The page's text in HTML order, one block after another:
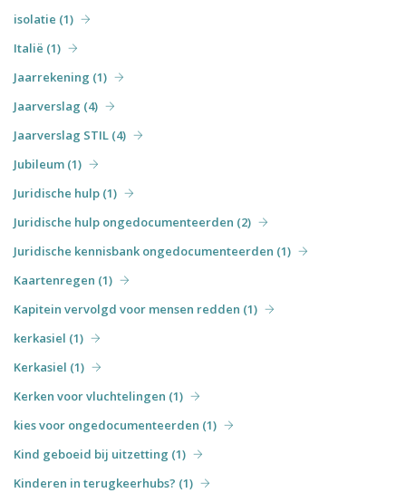
isolatie (1)
Italië (1)
Jaarrekening (1)
Jaarverslag (4)
Jaarverslag STIL (4)
Jubileum (1)
Juridische hulp (1)
Juridische hulp ongedocumenteerden (2)
Juridische kennisbank ongedocumenteerden (1)
Kaartenregen (1)
Kapitein vervolgd voor mensen redden (1)
kerkasiel (1)
Kerkasiel (1)
Kerken voor vluchtelingen (1)
kies voor ongedocumenteerden (1)
Kind geboeid bij uitzetting (1)
Kinderen in terugkeerhubs? (1)